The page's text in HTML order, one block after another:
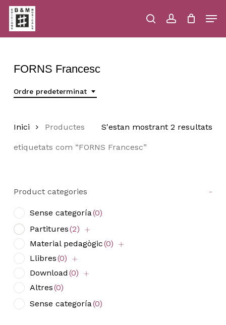
Skip
main
content
searchaccount
Close
FORNS Francesc
Ordre predeterminat
S'estan mostrant 2 resultats
Inici Productes
etiquetats com “FORNS Francesc”
Product categories -
Sense categoría(0)
Partitures(2)
Material pedagògic(0)
Llibres(0)
Download (0)
Altres(0)
Sense categoría(0)
Menu